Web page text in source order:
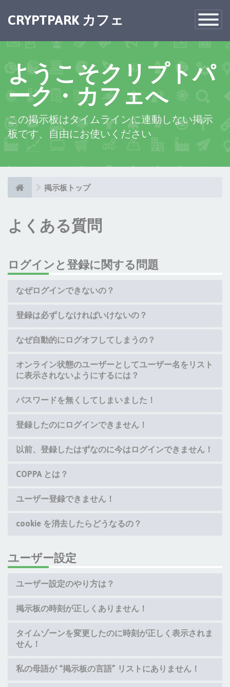
Toggle
CRYPTPARK カフェ ×
ようこそクリプトパ
ーク・カフェへ
この掲示板はタイムラインに連動しない掲示
板です、自由にお使いください
掲示板トップ
よくある質問
ログインと登録に関する問題
なぜログインできないの？
登録は必ずしなければいけないの？
なぜ自動的にログオフしてしまうの？
オンライン状態のユーザーとしてユーザー名をリスト
に表示されないようにするには？
パスワードを無くしてしまいました！
登録したのにログインできません！
以前、登録したはずなのに今はログインできません！
COPPA とは？
ユーザー登録できません！
cookie を消去したらどうなるの？
ユーザー設定
ユーザー設定のやり方は？
掲示板の時刻が正しくありません！
タイムゾーンを変更したのに時刻が正しく表示されま
せん！
私の母語が “掲示板の言語” リストにありません！